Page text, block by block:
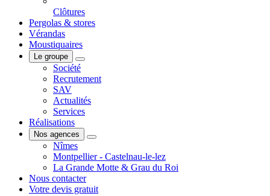
Clôtures
Pergolas & stores
Vérandas
Moustiquaires
Le groupe
Société
Recrutement
SAV
Actualités
Services
Réalisations
Nos agences
Nîmes
Montpellier - Castelnau-le-lez
La Grande Motte & Grau du Roi
Nous contacter
Votre devis gratuit